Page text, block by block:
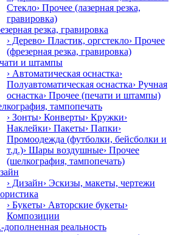
Стекло› Прочее (лазерная резка,
гравировка)
резка, гравировка
› Дерево› Пластик, оргстекло› Прочее
(фрезерная резка, гравировка)
и штампы
› Автоматическая оснастка›
Полуавтоматическая оснастка› Ручная
оснастка› Прочее (печати и штампы)
тампопечать
› Зонты› Конверты› Кружки›
Наклейки› Пакеты› Папки›
Промоодежда (футболки, бейсболки и
т.д.)› Шары воздушные› Прочее
(шелкография, тампопечать)
› Дизайн› Эскизы, макеты, чертежи
› Букеты› Авторские букеты›
Композиции
дополненная реальность